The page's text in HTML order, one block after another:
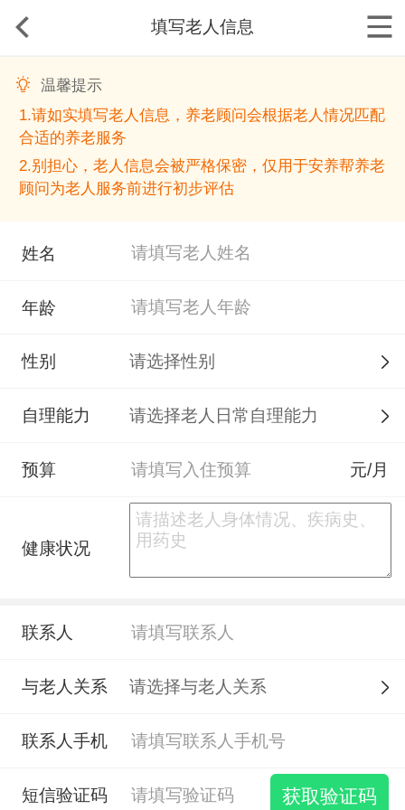
填写老人信息
温馨提示
1.请如实填写老人信息，养老顾问会根据老人情况匹配
合适的养老服务
2.别担心，老人信息会被严格保密，仅用于安养帮养老
顾问为老人服务前进行初步评估
姓名
年龄
性别
自理能力
预算 元/月
健康状况
联系人
与老人关系
联系人手机
短信验证码